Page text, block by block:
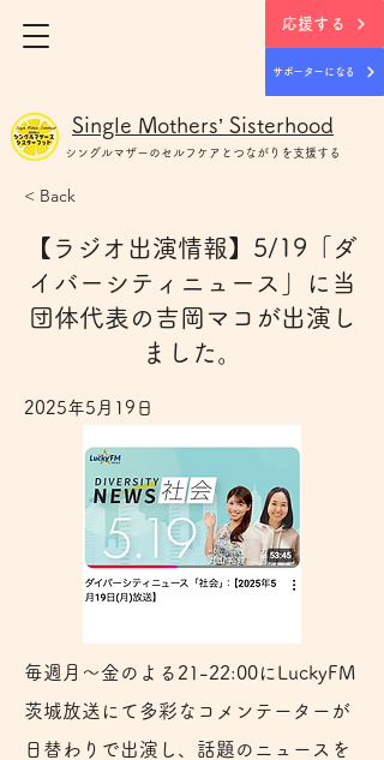
応援する
サポーターになる
Single Mothers’ Sisterhood
シングルマザー のセルフケアとつながりを支援する
< Back
【ラジオ出演情報】5/19「ダ
イバーシティニュース」に当
団体代表の吉岡マコが出演し
ました。
2025年5月19日
毎週月～金のよる21-22:00にLuckyFM
茨城放送にて多彩なコメンテーターが
日替わりで出演し、話題のニュースを